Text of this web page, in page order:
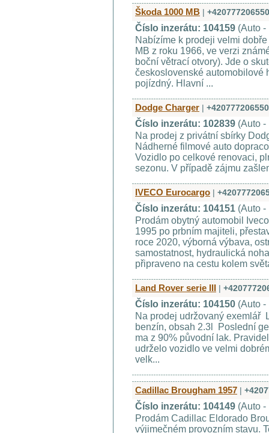
Škoda 1000 MB | +420777206550
Číslo inzerátu: 104159 (Auto -
Nabízíme k prodeji velmi
MB z roku 1966, ve verzi
boční větrací otvory). Jde o
československé automobilové
pojízdný. Hlavní ...
Dodge Charger | +420777206550
Číslo inzerátu: 102839 (Auto -
Na prodej z privátní sbírky
Nádherné filmové auto
Vozidlo po celkové renovaci,
sezonu. V případě zájmu
IVECO Eurocargo |
Číslo inzerátu: 104151 (Auto -
Prodám obytný automobil
1995 po prbním majiteli,
roce 2020, výborná výbava,
samostatnost, hydraulická
připraveno na cestu kolem
Land Rover serie III |
Číslo inzerátu: 104150 (Auto -
Na prodej udržovaný exemlář
benzín, obsah 2.3l Poslední
ma z 90% původní lak.
udrželo vozidlo ve velmi
velk...
Cadillac Brougham 1957 |
Číslo inzerátu: 104149 (Auto -
Prodám Cadillac Eldorado
výjimečném provozním stavu.